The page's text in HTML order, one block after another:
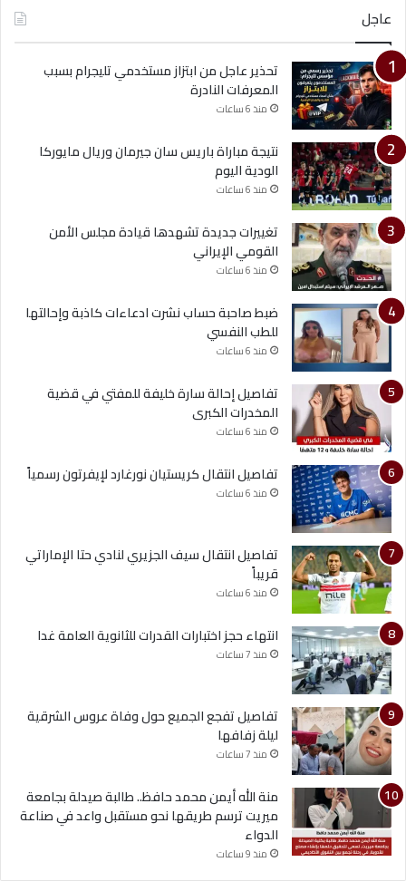
عاجل
تحذير عاجل من ابتزاز مستخدمي تليجرام بسبب
المعرفات النادرة
منذ 6 ساعات
نتيجة مباراة باريس سان جيرمان وريال مايوركا
الودية اليوم
منذ 6 ساعات
تغييرات جديدة تشهدها قيادة مجلس الأمن
القومي الإيراني
منذ 6 ساعات
ضبط صاحبة حساب نشرت ادعاءات كاذبة وإحالتها
للطب النفسي
منذ 6 ساعات
تفاصيل إحالة سارة خليفة للمفتي في قضية
المخدرات الكبرى
منذ 6 ساعات
تفاصيل انتقال كريستيان نورغارد لإيفرتون رسمياً
منذ 6 ساعات
تفاصيل انتقال سيف الجزيري لنادي حتا الإماراتي
قريباً
منذ 6 ساعات
انتهاء حجز اختبارات القدرات للثانوية العامة غدا
منذ 7 ساعات
تفاصيل تفجع الجميع حول وفاة عروس الشرقية
ليلة زفافها
منذ 7 ساعات
منة الله أيمن محمد حافظ.. طالبة صيدلة بجامعة
ميريت ترسم طريقها نحو مستقبل واعد في صناعة
الدواء
منذ 9 ساعات